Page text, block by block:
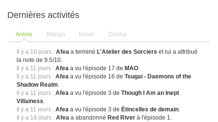
Dernières activités
Anime Manga Novel Drama
Il y a 10 jours : Afea a terminé L'Atelier des Sorciers et lui a attribué
la note de 9.5/10.
Il y a 11 jours : Afea a vu l'épisode 17 de MAO.
Il y a 11 jours : Afea a vu l'épisode 16 deTsugai - Daemons of the
Shadow Realm.
Il y a 11 jours : Afea a vu l'épisode 3 deThough I Am an Inept
Villainess.
Il y a 11 jours : Afea a vu l'épisode 3 de Étincelles de demain.
Il y a 18 jours : Afea a abandonné Red River à l'épisode 1.